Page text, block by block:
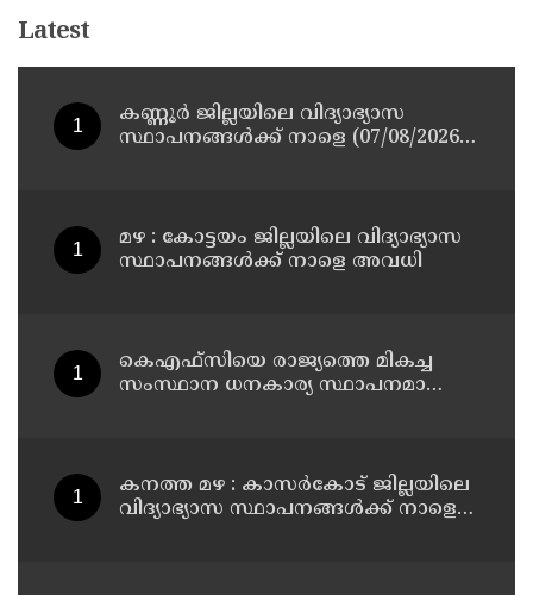
Latest
കണ്ണൂർ ജില്ലയിലെ വിദ്യാഭ്യാസ
സ്ഥാപനങ്ങള്‍ക്ക് നാളെ (07/08/2026),
മഴ : കോട്ടയം ജില്ലയിലെ വിദ്യാഭ്യാസ
സ്ഥാപനങ്ങൾക്ക് നാളെ അവധി
കെഎഫ്‌സിയെ രാജ്യത്തെ മികച്ച
സംസ്ഥാന ധനകാര്യ സ്ഥാപനമാക്കും:
കനത്ത മഴ : കാസർകോട് ജില്ലയിലെ
വിദ്യാഭ്യാസ സ്ഥാപനങ്ങൾക്ക് നാളെ